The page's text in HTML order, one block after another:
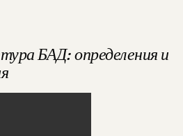
БАД: определения и